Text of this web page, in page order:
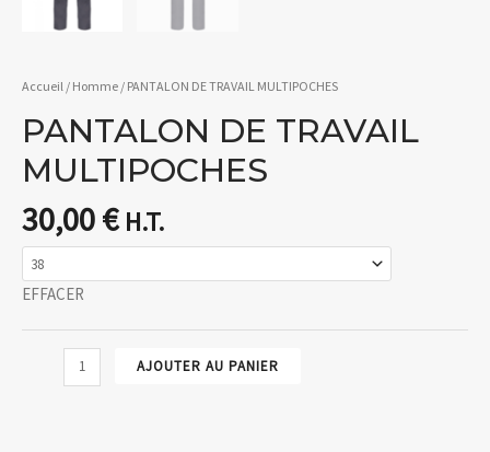
Accueil / Homme / PANTALON DE TRAVAIL MULTIPOCHES
PANTALON DE TRAVAIL
MULTIPOCHES
30,00€ H.T.
EFFACER
AJOUTER AU PANIER